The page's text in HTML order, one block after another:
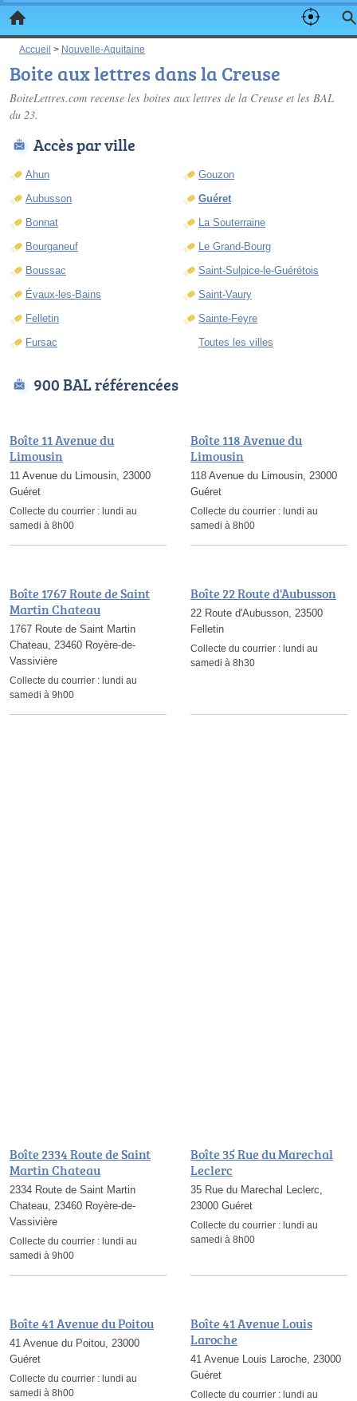
Accueil > Nouvelle-Aquitaine
Boite aux lettres dans la Creuse
BoiteLettres.com recense les boites aux lettres de la Creuse et les BAL
du 23.
Accès par ville
Ahun
Aubusson
Bonnat
Bourganeuf
Boussac
Évaux-les-Bains
Felletin
Fursac
Gouzon
Guéret
La Souterraine
Le Grand-Bourg
Saint-Sulpice-le-Guérétois
Saint-Vaury
Sainte-Feyre
Toutes les villes
900 BAL référencées
Boîte 11 Avenue du
Limousin
11 Avenue du Limousin, 23000
Guéret
Collecte du courrier : lundi au
samedi à 8h00
Boîte 118 Avenue du
Limousin
118 Avenue du Limousin, 23000
Guéret
Collecte du courrier : lundi au
samedi à 8h00
Boîte 1767 Route de Saint
Martin Chateau
1767 Route de Saint Martin
Chateau, 23460 Royère-de-
Vassivière
Collecte du courrier : lundi au
samedi à 9h00
Boîte 22 Route d'Aubusson
22 Route d'Aubusson, 23500
Felletin
Collecte du courrier : lundi au
samedi à 8h30
Boîte 2334 Route de Saint
Martin Chateau
2334 Route de Saint Martin
Chateau, 23460 Royère-de-
Vassivière
Collecte du courrier : lundi au
samedi à 9h00
Boîte 35 Rue du Marechal
Leclerc
35 Rue du Marechal Leclerc,
23000 Guéret
Collecte du courrier : lundi au
samedi à 8h00
Boîte 41 Avenue du Poitou
41 Avenue du Poitou, 23000
Guéret
Collecte du courrier : lundi au
samedi à 8h00
Boîte 41 Avenue Louis
Laroche
41 Avenue Louis Laroche, 23000
Guéret
Collecte du courrier : lundi au